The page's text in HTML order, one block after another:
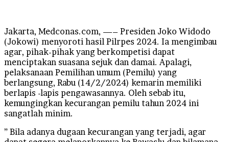
Jakarta, Medconas.com, —– Presiden Joko Widodo
(Jokowi) menyoroti hasil Pilrpes 2024. Ia mengimbau
agar, pihak-pihak yang berkompetisi dapat
menciptakan suasana sejuk dan damai. Apalagi,
pelaksanaan Pemilihan umum (Pemilu) yang
berlangsung, Rabu (14/2/2024) kemarin memiliki
berlapis -lapis pengawasannya. Oleh sebab itu,
kemungingkan kecurangan pemilu tahun 2024 ini
sangatlah minim.
” Bila adanya dugaan kecurangan yang terjadi, agar